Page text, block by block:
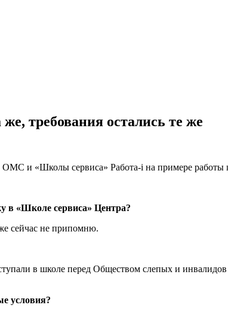
требования остались те же
и «Школы сервиса» Работа-i на примере работы
в «Школе сервиса» Центра?
сейчас не припомню.
в школе перед Обществом слепых и
условия?